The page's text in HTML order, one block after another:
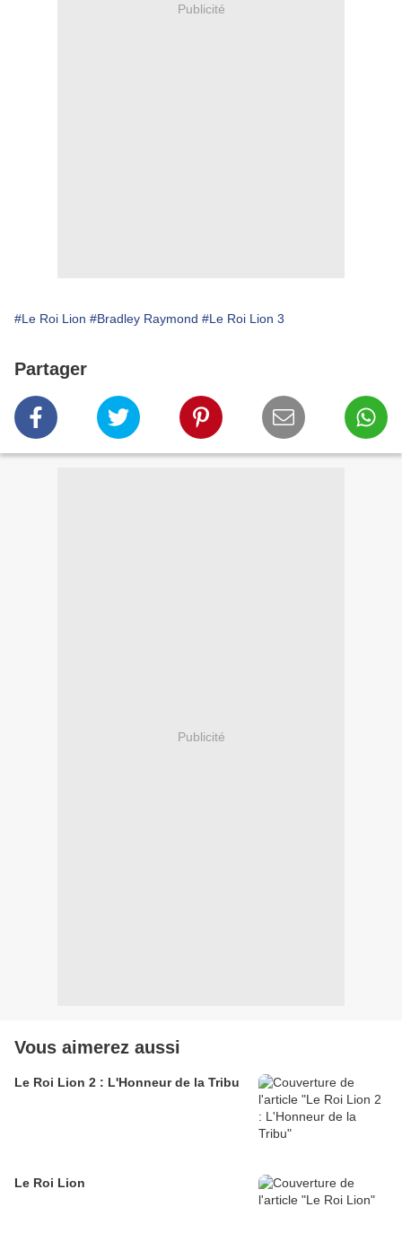
Publicité
#Le Roi Lion #Bradley Raymond #Le Roi Lion 3
Partager
Publicité
Vous aimerez aussi
Le Roi Lion 2 : L'Honneur de la Tribu
Le Roi Lion